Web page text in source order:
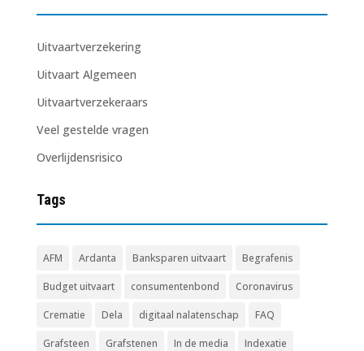
Uitvaartverzekering
Uitvaart Algemeen
Uitvaartverzekeraars
Veel gestelde vragen
Overlijdensrisico
Tags
AFM Ardanta Banksparen uitvaart Begrafenis
Budget uitvaart consumentenbond Coronavirus
Crematie Dela digitaal nalatenschap FAQ
Grafsteen Grafstenen In de media Indexatie